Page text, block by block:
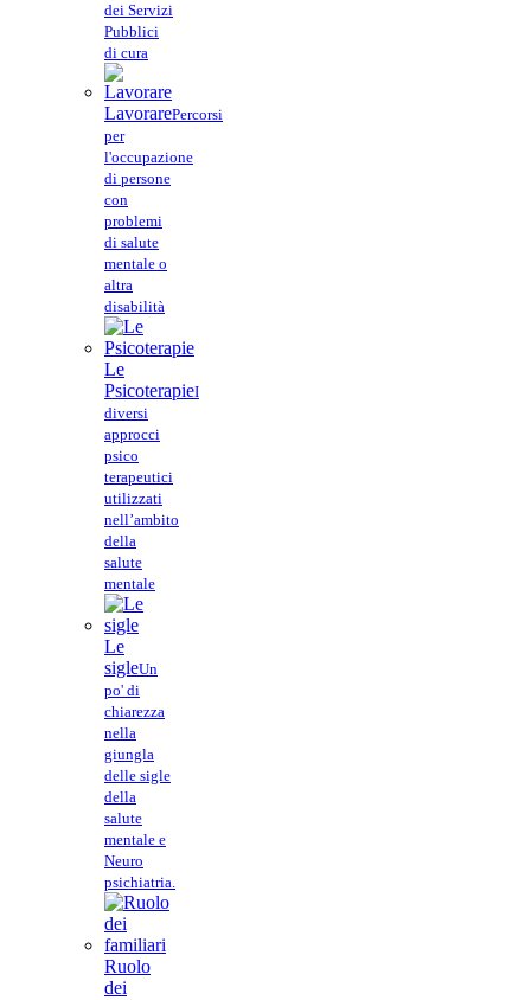
dei Servizi
Pubblici
di cura
LavorarePercorsi
per
l'occupazione
di persone
con
problemi
di salute
mentale o
altra
disabilità
Le
PsicoterapieI
diversi
approcci
psico
terapeutici
utilizzati
nell’ambito
della
salute
mentale
Le
sigleUn
po' di
chiarezza
nella
giungla
delle sigle
della
salute
mentale e
Neuro
psichiatria.
Ruolo
dei